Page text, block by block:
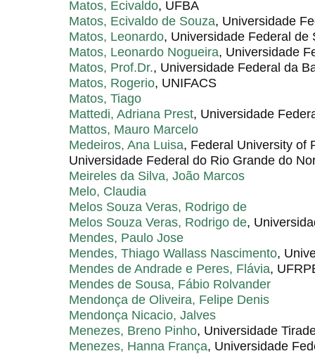
Matos, Ecivaldo, UFBA
Matos, Ecivaldo de Souza, Universidade
Matos, Leonardo, Universidade Federal de
Matos, Leonardo Nogueira, Universidade
Matos, Prof.Dr., Universidade Federal da
Matos, Rogerio, UNIFACS
Matos, Tiago
Mattedi, Adriana Prest, Universidade
Mattos, Mauro Marcelo
Medeiros, Ana Luisa, Federal University of
Universidade Federal do Rio Grande do
Meireles da Silva, João Marcos
Melo, Claudia
Melos Souza Veras, Rodrigo de
Melos Souza Veras, Rodrigo de,
Mendes, Paulo Jose
Mendes, Thiago Wallass Nascimento,
Mendes de Andrade e Peres, Flávia,
Mendes de Sousa, Fábio Rolvander
Mendonça de Oliveira, Felipe Denis
Mendonça Nicacio, Jalves
Menezes, Breno Pinho, Universidade
Menezes, Hanna França, Universidade